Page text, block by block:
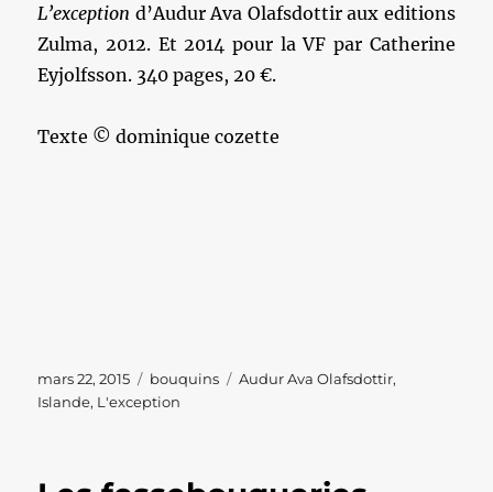
L’exception d’Audur Ava Olafsdottir aux editions
Zulma, 2012. Et 2014 pour la VF par Catherine
Eyjolfsson. 340 pages, 20 €.
Texte © dominique cozette
Publié
le
mars 22, 2015 Catégories
bouquins Étiquettes
Audur Ava Olafsdottir,
Islande, L'exception